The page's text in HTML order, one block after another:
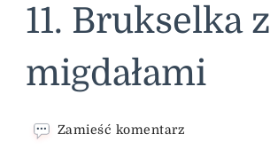
11. Brukselka z
migdałami
Zamieść komentarz